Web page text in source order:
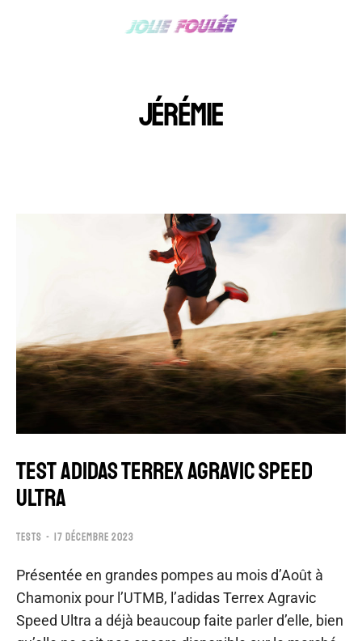
JÉRÉMIE
TEST ADIDAS TERREX AGRAVIC SPEED
ULTRA
TESTS 17 DÉCEMBRE 2023
Présentée en grandes pompes au mois d’Août à
Chamonix pour l’UTMB, l’adidas Terrex Agravic
Speed Ultra a déjà beaucoup faite parler d’elle, bien